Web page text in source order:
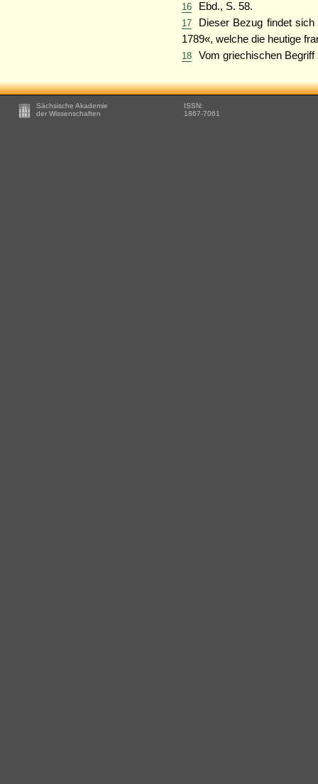
16 Ebd., S. 58.
17
Dieser Bezug findet
1789«, welche die heutige
18 Vom griechischen
Footer
Sächsische Akademie
der Wissenschaften
ISSN:
1867-7061